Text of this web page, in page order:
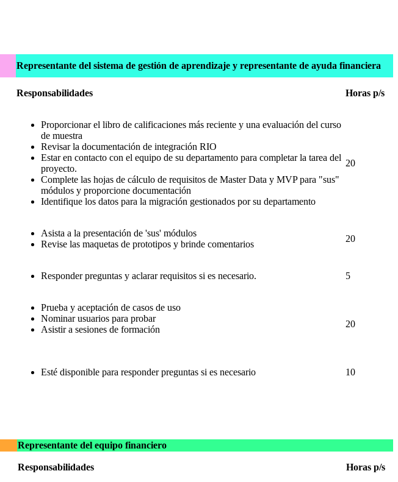
Representante del sistema de gestión de aprendizaje y representante de ayuda financiera
Responsabilidades Horas p/s
Proporcionar el libro de calificaciones más reciente y una evaluación del curso
de muestra
Revisar la documentación de integración RIO
Estar en contacto con el equipo de su departamento para completar la tarea del
proyecto.
Complete las hojas de cálculo de requisitos de Master Data y MVP para "sus"
módulos y proporcione documentación
Identifique los datos para la migración gestionados por su departamento
20
Asista a la presentación de 'sus' módulos
Revise las maquetas de prototipos y brinde comentarios
20
Responder preguntas y aclarar requisitos si es necesario. 5
Prueba y aceptación de casos de uso
Nominar usuarios para probar
Asistir a sesiones de formación
20
Esté disponible para responder preguntas si es necesario 10
Representante del equipo financiero
Responsabilidades Horas p/s